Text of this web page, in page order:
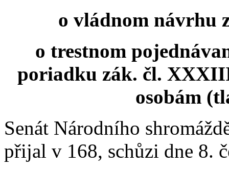
o vládnom návrhu
o trestnom
poriadku zák. čl.
osobám
Senát Národního
přijal v 168, schůzi dne 8.